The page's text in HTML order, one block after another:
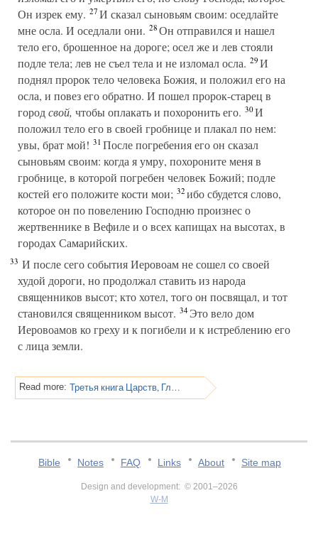
Он изрек ему. 27И сказал сыновьям своим: оседлайте
мне осла. И оседлали они. 28Он отправился и нашел
тело его, брошенное на дороге; осел же и лев стояли
подле тела; лев не съел тела и не изломал осла. 29И
поднял пророк тело человека Божия, и положил его на
осла, и повез его обратно. И пошел пророк-старец в
городсвой, чтобы оплакать и похоронить его. 30И
положил тело его в своей гробнице и плакал по нем:
увы, брат мой! 31После погребения его он сказал
сыновьям своим: когда я умру, похороните меня в
гробнице, в которой погребен человек Божий; подле
костей его положите кости мои; 32ибо сбудется слово,
которое он по повелению Господню произнес о
жертвеннике в Вефиле и о всех капищах на высотах, в
городах Самарийских.
33 И после сего события Иеровоам не сошел со своей
худой дороги, но продолжал ставить из народа
священников высот; кто хотел, того он посвящал, и тот
становился священником высот. 34Это вело дом
Иеровоамов ко греху и к погибели и к истреблению его
с лица земли.
Read more: Третья книга Царств, Глава 14
Bible Notes FAQ Links About Site map
Design and development: © 2001–2026
W-M